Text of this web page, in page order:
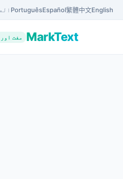
English
中文
繁體
Español
Português
MarkText مفت